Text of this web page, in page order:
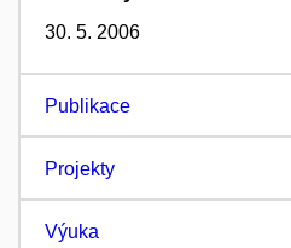
30. 5. 2006
Publikace
Projekty
Výuka